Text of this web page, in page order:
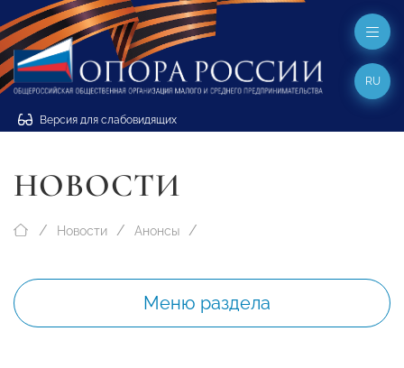
Версия для слабовидящих
RU
НОВОСТИ
Новости Анонсы
Меню раздела